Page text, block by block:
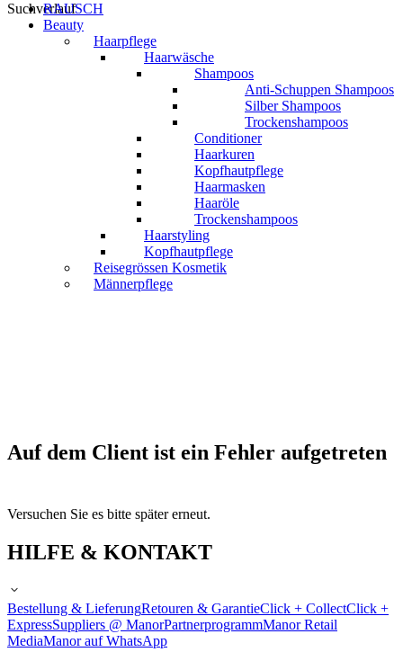
Suchverlauf
RAUSCH
Beauty
Haarpflege
Haarwäsche
Shampoos
Anti-Schuppen Shampoos
Silber Shampoos
Trockenshampoos
Conditioner
Haarkuren
Kopfhautpflege
Haarmasken
Haaröle
Trockenshampoos
Haarstyling
Kopfhautpflege
Reisegrössen Kosmetik
Männerpflege
Auf dem Client ist ein Fehler aufgetreten
Versuchen Sie es bitte später erneut.
HILFE & KONTAKT
Bestellung & LieferungRetouren & GarantieClick + CollectClick +
ExpressSuppliers @ ManorPartnerprogrammManor Retail
MediaManor auf WhatsApp